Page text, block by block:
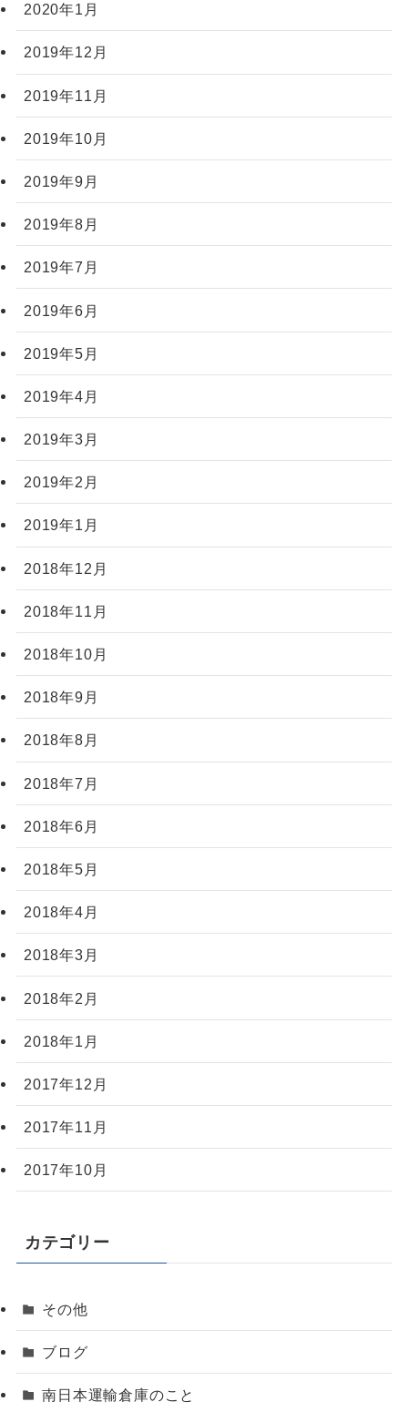
2020年1月
2019年12月
2019年11月
2019年10月
2019年9月
2019年8月
2019年7月
2019年6月
2019年5月
2019年4月
2019年3月
2019年2月
2019年1月
2018年12月
2018年11月
2018年10月
2018年9月
2018年8月
2018年7月
2018年6月
2018年5月
2018年4月
2018年3月
2018年2月
2018年1月
2017年12月
2017年11月
2017年10月
カテゴリー
その他
ブログ
南日本運輸倉庫のこと